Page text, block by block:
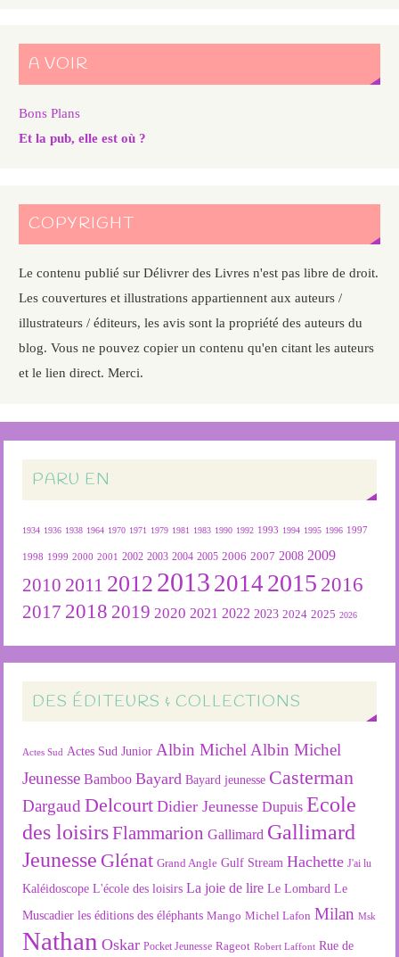
A VOIR
Bons Plans
Et la pub, elle est où ?
COPYRIGHT
Le contenu publié sur Délivrer des Livres n'est pas libre de droit.
Les couvertures et illustrations appartiennent aux auteurs /
illustrateurs / éditeurs, les avis sont la propriété des auteurs du
blog. Vous ne pouvez copier un contenu qu'en citant les auteurs
et le lien direct. Merci.
PARU EN
1934 1936 1938 1964 1970 1971 1979 1981 1983 1990 1992 1993 1994 1995 1996 1997
1998 1999 2000 2001 2002 2003 2004 2005 2006 2007 2008 2009
2010 2011 2012 2013 2014 2015 2016
2017 2018 2019 2020 2021 2022 2023 2024 2025 2026
DES ÉDITEURS & COLLECTIONS
Actes Sud Actes Sud Junior Albin Michel Albin Michel
Jeunesse Bamboo Bayard Bayard jeunesse Casterman
Dargaud Delcourt Didier Jeunesse Dupuis Ecole
des loisirsFlammarion Gallimard Gallimard
Jeunesse Glénat Grand Angle Gulf Stream Hachette J'ai lu
Kaléidoscope L'école des loisirs La joie de lire Le Lombard Le
Muscadier les éditions des éléphants Mango Michel Lafon Milan Msk
Nathan Oskar Pocket Jeunesse Rageot Robert Laffont Rue de